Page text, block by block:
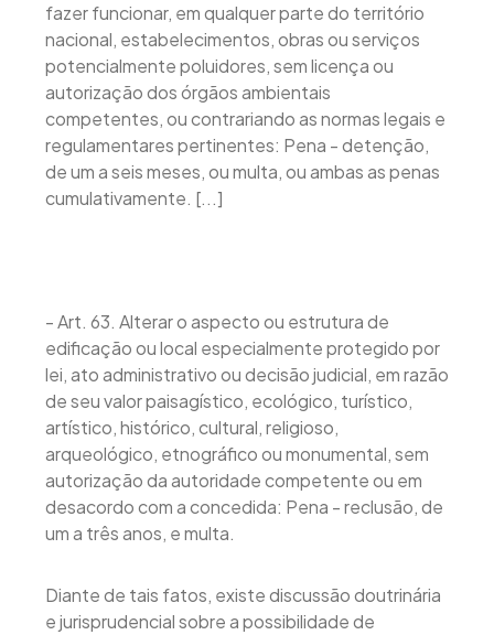
fazer funcionar, em qualquer parte do território
nacional, estabelecimentos, obras ou serviços
potencialmente poluidores, sem licença ou
autorização dos órgãos ambientais
competentes, ou contrariando as normas legais e
regulamentares pertinentes: Pena - detenção,
de um a seis meses, ou multa, ou ambas as penas
cumulativamente. [...]
- Art. 63. Alterar o aspecto ou estrutura de
edificação ou local especialmente protegido por
lei, ato administrativo ou decisão judicial, em razão
de seu valor paisagístico, ecológico, turístico,
artístico, histórico, cultural, religioso,
arqueológico, etnográfico ou monumental, sem
autorização da autoridade competente ou em
desacordo com a concedida: Pena - reclusão, de
um a três anos, e multa.
Diante de tais fatos, existe discussão doutrinária
e jurisprudencial sobre a possibilidade de